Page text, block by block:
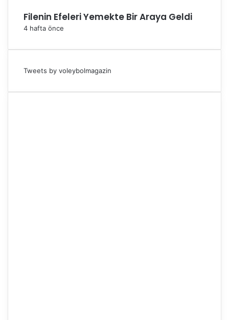
Filenin Efeleri Yemekte Bir Araya Geldi
4 hafta önce
Tweets by voleybolmagazin